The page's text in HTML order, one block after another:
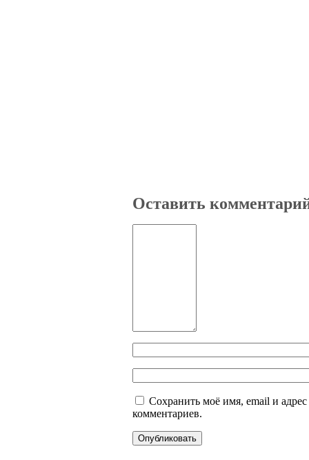
Оставить
Сохранить моё имя, email и
комментариев.